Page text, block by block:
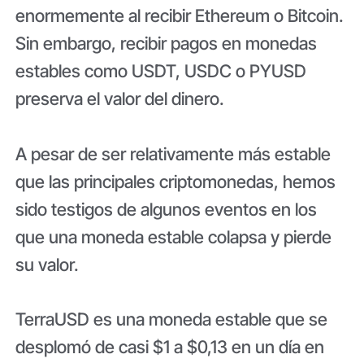
enormemente al recibir Ethereum o Bitcoin.
Sin embargo, recibir pagos en monedas
estables como USDT, USDC o PYUSD
preserva el valor del dinero.
A pesar de ser relativamente más estable
que las principales criptomonedas, hemos
sido testigos de algunos eventos en los
que una moneda estable colapsa y pierde
su valor.
TerraUSD es una moneda estable que se
desplomó de casi $1 a $0,13 en un día en